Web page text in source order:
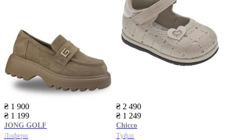
₴ 1 900
₴ 1 199
JONG GOLF
Лофери
₴ 2 490
₴ 1 249
Chicco
Туфлі